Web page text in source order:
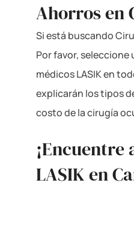
Ahorros en
Si está buscando
Por favor, seleccione
médicos LASIK en
explicarán los tipos
costo de la cirugía
¡Encuentre
LASIK en